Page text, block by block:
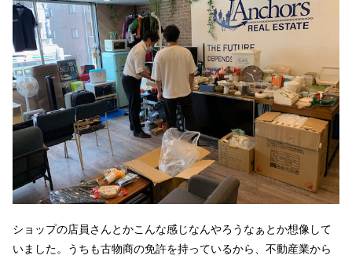
ショップの店員さんとかこんな感じなんやろうなぁとか想像して
いました。うちも古物商の免許を持っているから、不動産業から